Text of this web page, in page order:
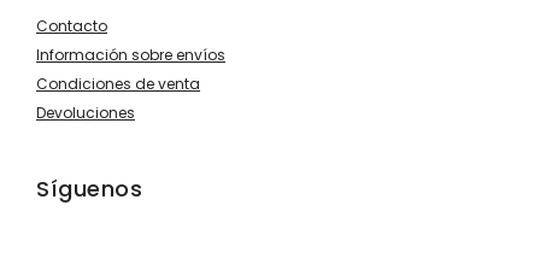
Contacto
Información sobre envíos
Condiciones de venta
Devoluciones
Síguenos